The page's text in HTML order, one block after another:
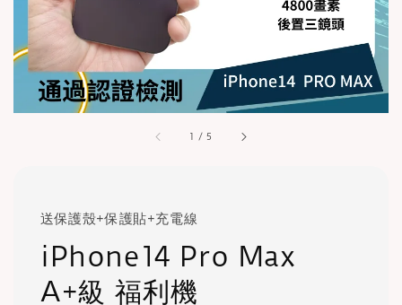
1 /5
送保護殼+保護貼+充電線
iPhone14 Pro Max
A+級 福利機